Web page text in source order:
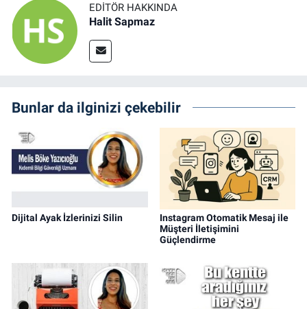
EDITÖR HAKKINDA
Halit Sapmaz
Bunlar da ilginizi çekebilir
Dijital Ayak İzlerinizi Silin
Instagram Otomatik Mesaj ile
Müşteri İletişimini
Güçlendirme